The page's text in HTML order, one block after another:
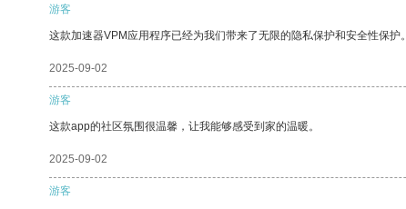
游客
这款加速器VPM应用程序已经为我们带来了无限的隐私保护和安全性保护。
2025-09-02
游客
这款app的社区氛围很温馨，让我能够感受到家的温暖。
2025-09-02
游客